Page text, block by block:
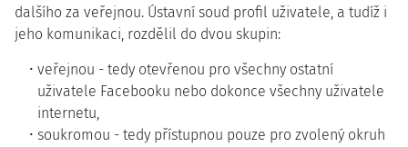
dalšího za veřejnou. Ústavní soud profil uživatele, a tudíž i
jeho komunikaci, rozdělil do dvou skupin:
veřejnou - tedy otevřenou pro všechny ostatní
uživatele Facebooku nebo dokonce všechny uživatele
internetu,
soukromou - tedy přístupnou pouze pro zvolený okruh